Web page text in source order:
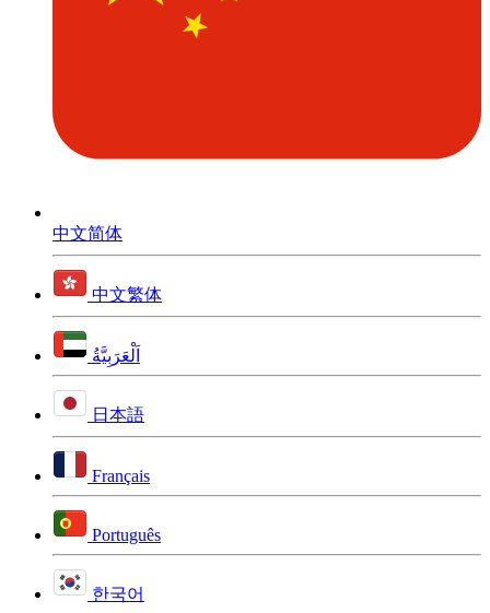
中文简体
中文繁体
اَلْعَرَبِيَّةُ
日本語
Français
Português
한국어